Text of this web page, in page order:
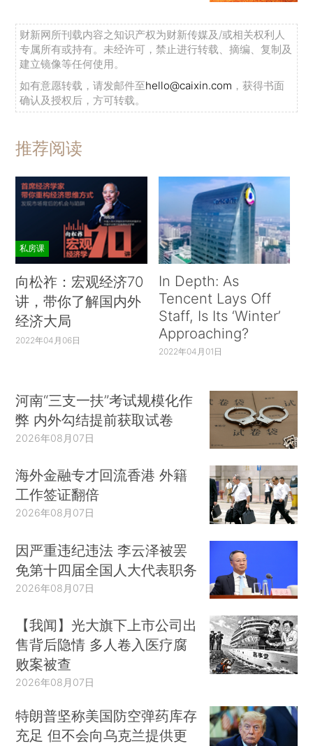
财新网所刊载内容之知识产权为财新传媒及/或相关权利人
专属所有或持有。未经许可，禁止进行转载、摘编、复制及
建立镜像等任何使用。
如有意愿转载，请发邮件至hello@caixin.com ，获得书面
确认及授权后，方可转载。
推荐阅读
私房课
向松祚：宏观经济70
讲，带你了解国内外
经济大局
2022年04月06日
In Depth: As
Tencent Lays Off
Staff, Is Its ‘Winter’
Approaching?
2022年04月01日
河南“三支一扶”考试规模化作
弊 内外勾结提前获取试卷
2026年08月07日
海外金融专才回流香港 外籍
工作签证翻倍
2026年08月07日
因严重违纪违法 李云泽被罢
免第十四届全国人大代表职务
2026年08月07日
【我闻】光大旗下上市公司出
售背后隐情 多人卷入医疗腐
败案被查
2026年08月07日
特朗普坚称美国防空弹药库存
充足 但不会向乌克兰提供更